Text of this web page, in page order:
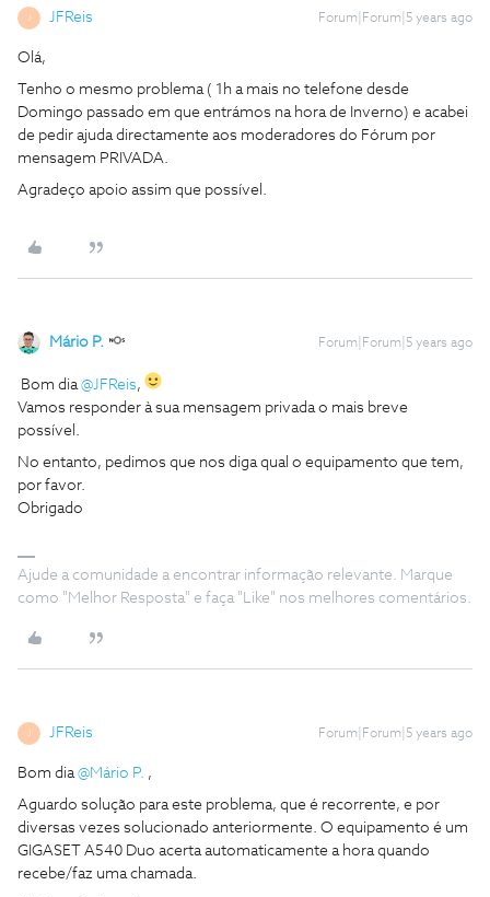
JFReis Forum|Forum|5 years ago
Olá,
Tenho o mesmo problema ( 1h a mais no telefone desde
Domingo passado em que entrámos na hora de Inverno) e acabei
de pedir ajuda directamente aos moderadores do Fórum por
mensagem PRIVADA.
Agradeço apoio assim que possível.
Mário P. Forum|Forum|5 years ago
Bom dia@JFReis,
Vamos responder à sua mensagem privada o mais breve
possível.
No entanto, pedimos que nos diga qual o equipamento que tem,
por favor.
Obrigado
Ajude a comunidade a encontrar informação relevante. Marque
como "Melhor Resposta" e faça "Like" nos melhores comentários.
JFReis Forum|Forum|5 years ago
Bom dia@Mário P. ,
Aguardo solução para este problema, que é recorrente, e por
diversas vezes solucionado anteriormente. O equipamento é um
GIGASET A540 Duo acerta automaticamente a hora quando
recebe/faz uma chamada.